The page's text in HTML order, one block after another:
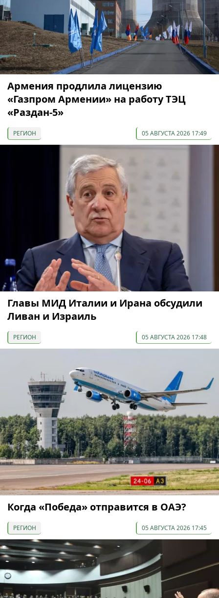
Армения продлила лицензию
«Газпром Армении» на работу ТЭЦ
«Раздан-5»
РЕГИОН 05 АВГУСТА 2026 17:49
Главы МИД Италии и Ирана обсудили
Ливан и Израиль
РЕГИОН 05 АВГУСТА 2026 17:48
Когда «Победа» отправится в ОАЭ?
РЕГИОН 05 АВГУСТА 2026 17:45